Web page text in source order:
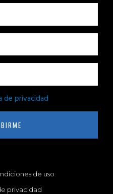
de privacidad
de uso
privacidad